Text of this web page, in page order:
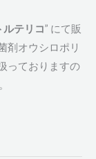
ルテリコ” にて販
剤オウシロポリ
っておりますの